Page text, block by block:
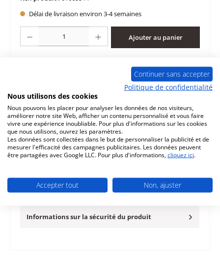
Délai de livraison environ 3-4 semaines
Quantité de produit : Entrez la quantité souhaitée ou utilisez les boutons
Ajouter au panier
Question sur le produit
Description
d‘origine revêtement de chambre de combustion pour le
Caractéristiques
Informations sur la sécurité du produit
Continuer sans accepter
Politique de confidentialité
Nous utilisons des cookies
Nous pouvons les placer pour analyser les données de nos visiteurs,
améliorer notre site Web, afficher un contenu personnalisé et vous faire
vivre une expérience inoubliable. Pour plus d'informations sur les cookies
que nous utilisons, ouvrez les paramètres.
Les données sont collectées dans le but de personnaliser la publicité et de
mesurer l'efficacité des campagnes publicitaires. Les données peuvent
être partagées avec Google LLC. Pour plus d'informations,cliquez ici.
Accepter tout Non, ajuster